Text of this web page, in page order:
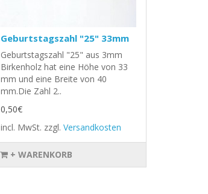
Geburtstagszahl "25" 33mm
Geburtstagszahl "25" aus 3mm
Birkenholz hat eine Höhe von 33
mm und eine Breite von 40
mm.Die Zahl 2..
0,50€
incl. MwSt. zzgl.Versandkosten
+ WARENKORB